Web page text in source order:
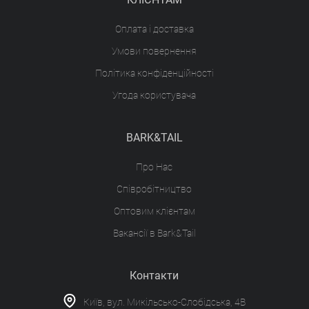
Оплата і доставка
Умови повернення
Політика конфіденційності
Угода користувача
BARK&TAIL
Про Нас
Співробітництво
Оптовим клієнтам
Вакансії в Bark&Tail
Контакти
Київ, вул. Микільсько-Слобідська, 4В